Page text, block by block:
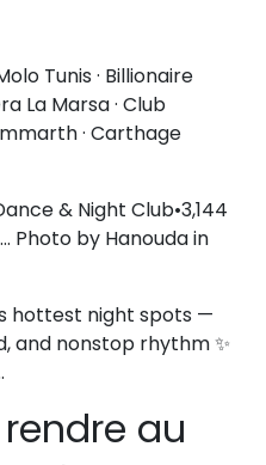
Tunis · Billionaire
La Marsa · Club
· Carthage
& Night Club•3,144
Photo by Hanouda in
hottest night spots —
and nonstop rhythm ✨️
au